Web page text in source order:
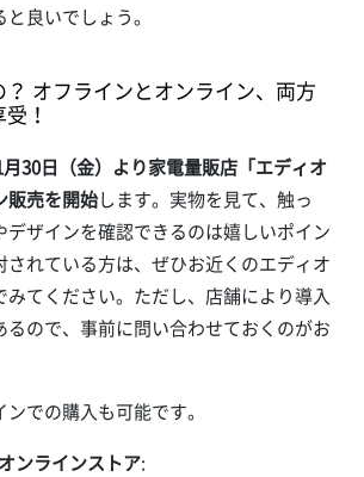
良いでしょう。
オフラインとオンライン、両方
！
月30日（金）より家電量販店「エディオ
販売を開始します。実物を見て、触っ
デザインを確認できるのは嬉しいポイン
されている方は、ぜひお近くのエディオ
みてください。ただし、店舗により導入
るので、事前に問い合わせておくのがお
での購入も可能です。
ンラインストア: